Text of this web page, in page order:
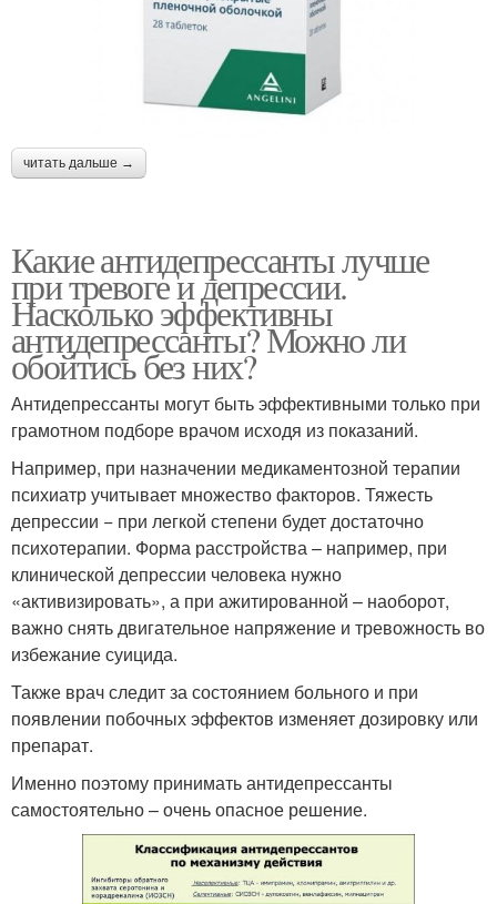
читать дальше →
Какие антидепрессанты лучше
при тревоге и депрессии.
Насколько эффективны
антидепрессанты? Можно ли
обойтись без них?
Антидепрессанты могут быть эффективными только при
грамотном подборе врачом исходя из показаний.
Например, при назначении медикаментозной терапии
психиатр учитывает множество факторов. Тяжесть
депрессии − при легкой степени будет достаточно
психотерапии. Форма расстройства – например, при
клинической депрессии человека нужно
«активизировать», а при ажитированной – наоборот,
важно снять двигательное напряжение и тревожность во
избежание суицида.
Также врач следит за состоянием больного и при
появлении побочных эффектов изменяет дозировку или
препарат.
Именно поэтому принимать антидепрессанты
самостоятельно – очень опасное решение.